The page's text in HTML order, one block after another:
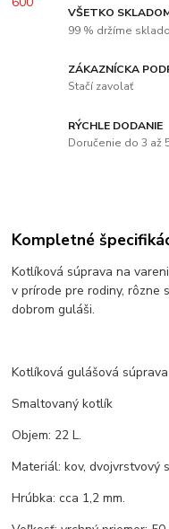
VŠETKO
99 % držíme
ZÁKAZNÍCKA
Stačí zavolať
RÝCHLE DODANIE
Doručenie do 3 až
Kompletné
Kotlíková súprava na
v prírode pre rodiny, rôzne
dobrom guláši.
Kotlíková gulášová
Smaltovaný kotlík
Objem: 22 L.
Materiál: kov, dvojvrstvový
Hrúbka: cca 1,2 mm.